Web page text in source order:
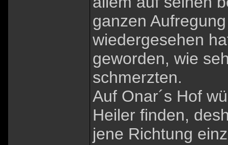
ganzen
wiedergesehen
geworden, wie
schmerzten.
Auf Onar´s Hof
Heiler finden,
jene Richtung